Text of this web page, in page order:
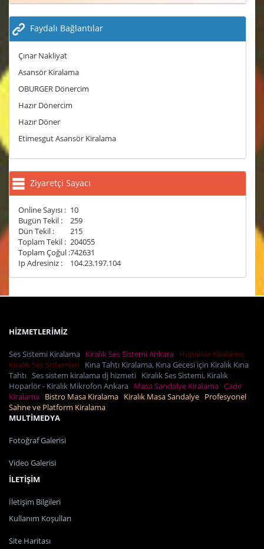
Faydalı Bağlantılar
Çınar Nakliyat
Asansör Kiralama
OBURGER Dönercim
Hazır Dönercim
Hazır Döner
Etimesgut Asansör Kiralama
Ziyaretçi Sayacı
Online Sayısı : 10
Bugün Tekil :
259
Dün Tekil :
215
Toplam Tekil : 204055
Toplam Çoğul :742631
Ip Adresiniz :
104.23.197.104
HİZMETLERİMİZ
Ses Sistemi Kiralama Kiralık Ses Sistemi Ankara Hoparlör Kiralama,
Kiralık Ses Sistemleri
Kına Tahtı Kiralama, Kına Gecesi için Kiralık Kına
Tahtı Ses sistem kiralama dj hizmeti Kiralık Ses Sistemi, Kiralık
Hoparlör - Kiralık Mikrofon Ankara Masa Sandalye Kiralama Çadır
Kiralama Bistro Masa Kiralama Kiralık Masa Sandalye Profesyonel
Sahne ve Platform Kiralama
MULTİMEDYA
Fotoğraf Galerisi
Video Galerisi
İLETİŞİM
İletişim Bilgileri
Kullanım Koşulları
Site Haritası